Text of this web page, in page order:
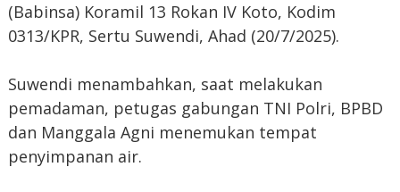
(Babinsa) Koramil 13 Rokan IV Koto, Kodim
0313/KPR, Sertu Suwendi, Ahad (20/7/2025).
Suwendi menambahkan, saat melakukan
pemadaman, petugas gabungan TNI Polri, BPBD
dan Manggala Agni menemukan tempat
penyimpanan air.